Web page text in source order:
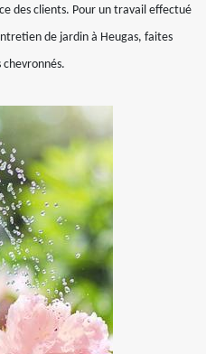
des clients. Pour un travail effectué
de jardin à Heugas, faites
chevronnés.